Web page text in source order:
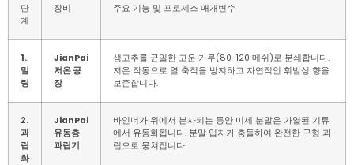
단
계
장비 주요 기능 및 프로세스 매개변수
1.
밀
링
JianPai
저온 공
장
생고추를 균일한 고운 가루(80-120 메쉬)로 분쇄합니다.
저온 작동으로 열 축적을 방지하고 자연적인 휘발성 향을
보존합니다.
2.
과
립
화
JianPai
유동층
과립기
바인더가 위에서 분사되는 동안 미세 분말은 가열된 기류
에서 유동화됩니다. 분말 입자가 충돌하여 완전한 구형 과
립으로 뭉쳐집니다.